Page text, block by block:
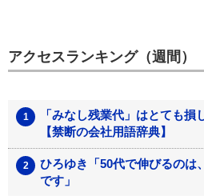
アクセスランキング（週間）
「みなし残業代」はとても
【禁断の会社用語辞典】
ひろゆき「50代で伸びるのは
です」